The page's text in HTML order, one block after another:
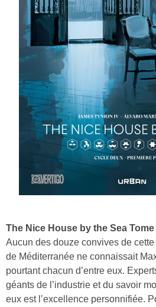
The Nice House by the Sea Tome
Aucun des douze convives de
de Méditerranée ne connaissait
pourtant chacun d’entre eux.
géants de l’industrie et du savoir
eux est l’excellence personnifiée.